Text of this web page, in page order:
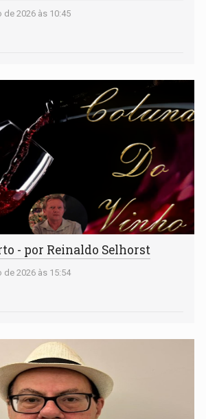
de 2026 às 10:45
- por Reinaldo Selhorst
de 2026 às 15:54